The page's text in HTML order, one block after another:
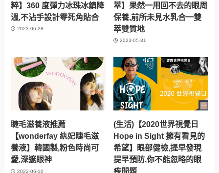
粹】360 度彈力冰珠冰鎮降
溫,不沾手設計零死角貼合
2023-06-28
萃】果然一用回不去的眼周
保養,前所未見水乳合一雙
萃雙質地
2023-05-31
睫毛滋養液推薦
【wonderfay 紈妃睫毛滋
養液】韓國製,粉色時尚可
愛,深邃眼神
2022-06-10
(生活)【2020世界視覺日
Hope in Sight 擁有看見的
希望】眼部健檢,提早發現
提早預防,你不能忽略的眼
疾問題